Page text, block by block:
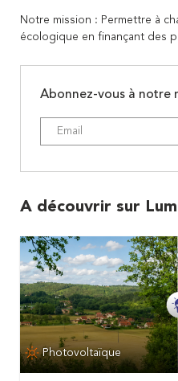
Notre mission : Permettre à
écologique en finançant des
Abonnez-vous à notre
A découvrir sur
Photovoltaïque